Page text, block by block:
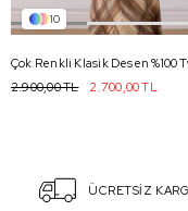
10
2.700,00 TL
2.900,00 TL
ÜCRETSİZ